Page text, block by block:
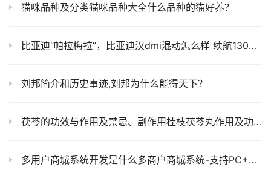
猫咪品种及分类猫咪品种大全什么品种的猫好养？
比亚迪“帕拉梅拉”，比亚迪汉dmi混动怎么样 续航1300公里仅售17万
刘邦简介和历史事迹,刘邦为什么能得天下？
茯苓的功效与作用及禁忌、副作用桂枝茯苓丸作用及功能主治
多用户商城系统开发是什么多商户商城系统-支持PC+微信+app端-源码授权